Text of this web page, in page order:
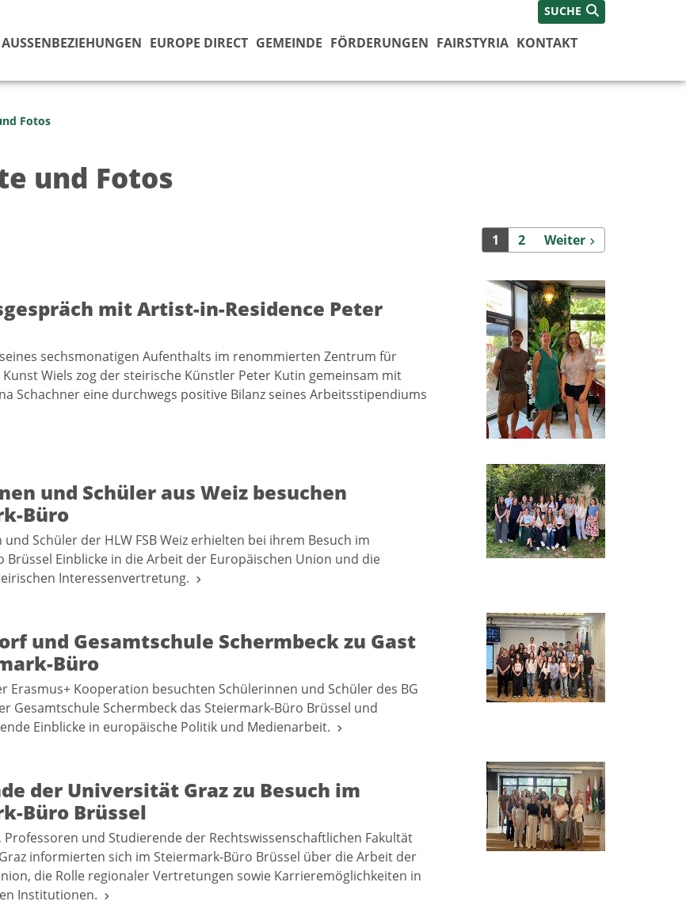
SUCHE
AUSSENBEZIEHUNGEN EUROPE DIRECT GEMEINDE FÖRDERUNGEN FAIRSTYRIA KONTAKT
Fotos
und Fotos
1 2 Weiter
Weiter
mit Artist-in-Residence Peter
sechsmonatigen Aufenthalts im renommierten Zentrum für
Wiels zog der steirische Künstler Peter Kutin gemeinsam mit
Schachner eine durchwegs positive Bilanz seines Arbeitsstipendiums
und Schüler aus Weiz besuchen
Büro
Schüler der HLW FSB Weiz erhielten bei ihrem Besuch im
Brüssel Einblicke in die Arbeit der Europäischen Union und die
Interessenvertretung.
und Gesamtschule Schermbeck zu Gast
Büro
Erasmus+ Kooperation besuchten Schülerinnen und Schüler des BG
Gesamtschule Schermbeck das Steiermark-Büro Brüssel und
Einblicke in europäische Politik und Medienarbeit.
der Universität Graz zu Besuch im
Büro Brüssel
und Studierende der Rechtswissenschaftlichen Fakultät
informierten sich im Steiermark-Büro Brüssel über die Arbeit der
die Rolle regionaler Vertretungen sowie Karrieremöglichkeiten in
Institutionen.